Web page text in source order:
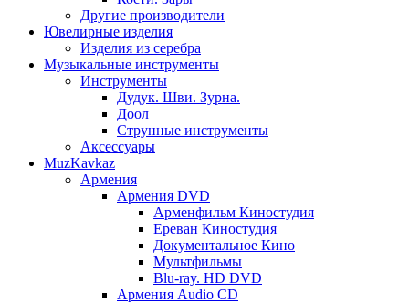
Другие производители
Ювелирные изделия
Изделия из серебра
Музыкальные инструменты
Инструменты
Дудук. Шви. Зурна.
Доол
Струнные инструменты
Аксессуары
MuzKavkaz
Армения
Армения DVD
Арменфильм Киностудия
Ереван Киностудия
Документальное Кино
Мультфильмы
Blu-ray. HD DVD
Армения Audio CD